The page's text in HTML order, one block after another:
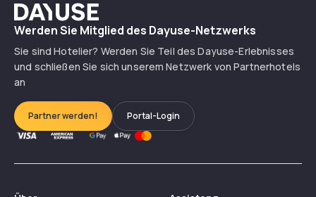
Dayuse
Werden Sie Mitglied des Dayuse-Netzwerks
Sie sind Hotelier? Werden Sie Teil des Dayuse-Erlebnisses
und schließen Sie sich unserem Netzwerk von Partnerhotels
an
Partner werden! Portal-Login